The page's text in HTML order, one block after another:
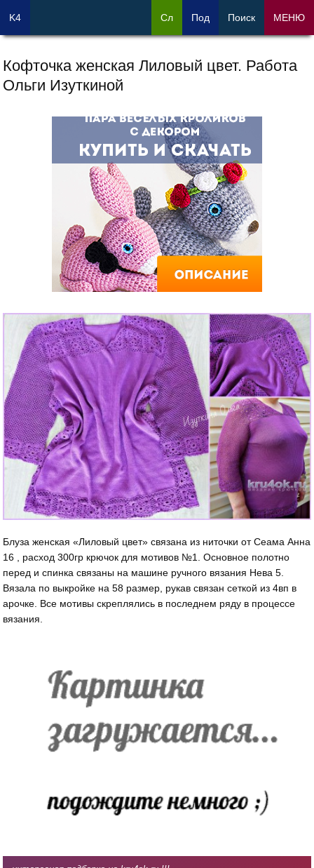
Кофточка женская Лиловый цвет. Работа
Ольги Изуткиной
Блуза женская «Лиловый цвет» связана из ниточки от Сеама Анна
16 , расход 300гр крючок для мотивов №1. Основное полотно
перед и спинка связаны на машине ручного вязания Нева 5.
Вязала по выкройке на 58 размер, рукав связан сеткой из 4вп в
арочке. Все мотивы скреплялись в последнем ряду в процессе
вязания.
K4 Сл Под Поиск МЕНЮ